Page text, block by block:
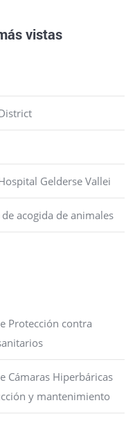
vistas
Gelderse Vallei
acogida de animales
Protección contra
Cámaras Hiperbáricas
y mantenimiento